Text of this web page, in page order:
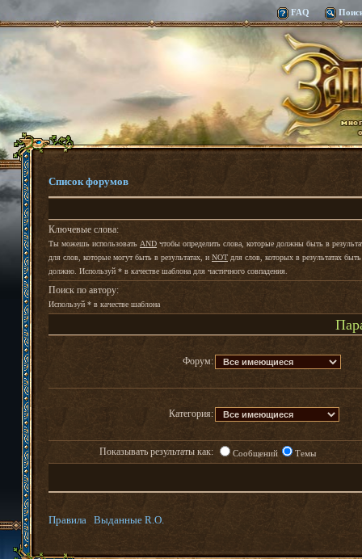
FAQ
Список форумов
Ключевые слова:
Ты можешь использовать AND чтобы определить слова, которые должны быть в
для слов, которые могут быть в результатах, и NOT для слов, которых в результатах
должно. Используй * в качестве шаблона для частичного совпадения.
Поиск по автору:
Используй * в качестве шаблона
Форум:
Категория:
Показывать результаты как: Сообщений Темы
Правила Выданные R.O.